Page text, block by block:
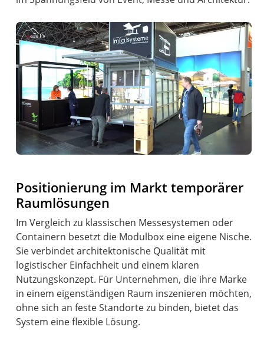
Positionierung im Markt temporärer
Raumlösungen
Im Vergleich zu klassischen Messesystemen oder
Containern besetzt die Modulbox eine eigene Nische.
Sie verbindet architektonische Qualität mit
logistischer Einfachheit und einem klaren
Nutzungskonzept. Für Unternehmen, die ihre Marke
in einem eigenständigen Raum inszenieren möchten,
ohne sich an feste Standorte zu binden, bietet das
System eine flexible Lösung.